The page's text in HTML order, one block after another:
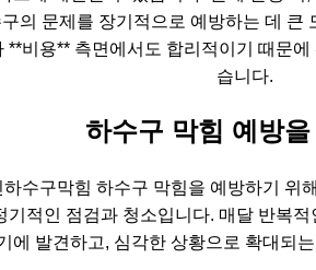
의 문제를 장기적으로 예방하는 데 큰
**비용** 측면에서도 합리적이기 때문
습니다.
하수구 막힘 예방을
하수구막힘 하수구 막힘을 예방하기 위
기적인 점검과 청소입니다. 매달 반복
에 발견하고, 심각한 상황으로 확대되